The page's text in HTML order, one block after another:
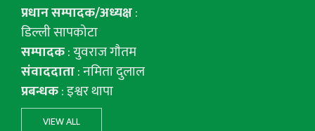
प्रधान सम्पादक/अध्यक्ष:
डिल्ली सापकोटा
सम्पादक: युवराज गाैतम
संवाददाता: नमिता दुलाल
प्रबन्धक: इश्वर थापा
VIEW ALL